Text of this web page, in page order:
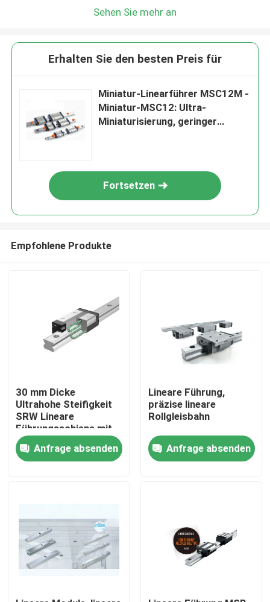
Startseite
Produkte
Über uns
Sehen Sie mehr an
Erhalten Sie den besten Preis für
Miniatur-Linearführer MSC12M -
Miniatur-MSC12: Ultra-
Miniaturisierung, geringer
Fortsetzen
Empfohlene Produkte
30 mm Dicke
Ultrahohe Steifigkeit
SRW Lineare
Führungsschiene mit
starker Ladekapazität
und biseriellen
Rollkolonnen
Anfrage absenden
Lineare Führung,
präzise lineare
Rollgleisbahn
Anfrage absenden